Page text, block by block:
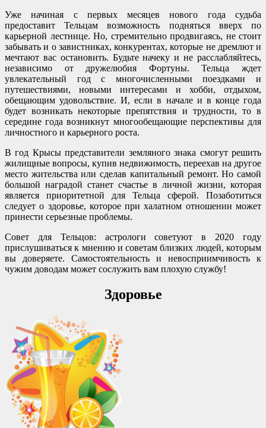
Уже начиная с первых месяцев нового года судьба
предоставит Тельцам возможность подняться вверх по
карьерной лестнице. Но, стремительно продвигаясь, не стоит
забывать и о завистниках, конкурентах, которые не дремлют и
мечтают вас остановить. Будьте начеку и не расслабляйтесь,
независимо от дружелюбия Фортуны. Тельца ждет
увлекательный год с многочисленными поездками и
путешествиями, новыми интересами и хобби, отдыхом,
обещающим удовольствие. И, если в начале и в конце года
будет возникать некоторые препятствия и трудности, то в
середине года возникнут многообещающие перспективы для
личностного и карьерного роста.
В год Крысы представители земляного знака смогут решить
жилищные вопросы, купив недвижимость, переехав на другое
место жительства или сделав капитальный ремонт. Но самой
большой наградой станет счастье в личной жизни, которая
является приоритетной для Тельца сферой. Позаботиться
следует о здоровье, которое при халатном отношении может
принести серьезные проблемы.
Совет для Тельцов: астрологи советуют в 2020 году
прислушиваться к мнению и советам близких людей, которым
вы доверяете. Самостоятельность и невосприимчивость к
чужим доводам может сослужить вам плохую службу!
Здоровье